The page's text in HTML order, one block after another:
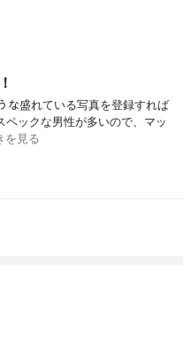
な盛れている写真を登録すれば
ックな男性が多いので、マッ
を見る